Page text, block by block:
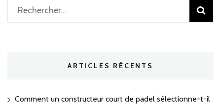
Rechercher :
ARTICLES RÉCENTS
Comment un constructeur court de padel sélectionne-t-il